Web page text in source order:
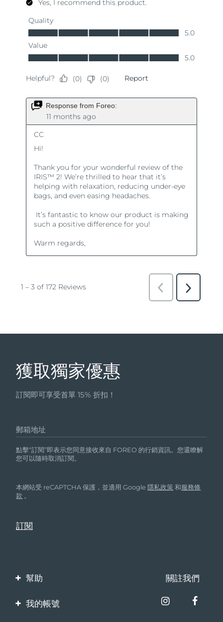
獲取獨家優惠
訂閱即可享受首單 15% 折扣！
郵箱地址
點擊“訂閱”即表示您同意接收來自 FOREO 的行銷資訊。您還瞭解
您可以隨時取消訂閱。
本網站受 reCAPTCHA 保護，並適用 Google隱私政策 和服務條
款 。
幫助
聯繫我們
關註我們
我的帳號